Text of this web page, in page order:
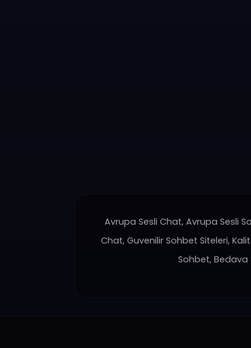
Avrupa Sesli Chat, Avrupa Sesli
Chat, Guvenilir Sohbet Siteleri,
Sohbet, Bedava